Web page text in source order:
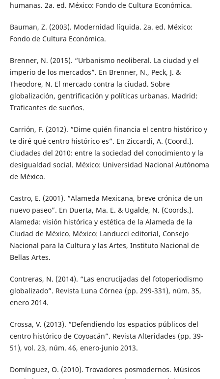
humanas. 2a. ed. México: Fondo de Cultura Económica.
Bauman, Z. (2003). Modernidad líquida. 2a. ed. México:
Fondo de Cultura Económica.
Brenner, N. (2015). “Urbanismo neoliberal. La ciudad y el
imperio de los mercados”. En Brenner, N., Peck, J. &
Theodore, N. El mercado contra la ciudad. Sobre
globalización, gentrificación y políticas urbanas. Madrid:
Traficantes de sueños.
Carrión, F. (2012). “Dime quién financia el centro histórico y
te diré qué centro histórico es”. En Ziccardi, A. (Coord.).
Ciudades del 2010: entre la sociedad del conocimiento y la
desigualdad social. México: Universidad Nacional Autónoma
de México.
Castro, E. (2001). “Alameda Mexicana, breve crónica de un
nuevo paseo”. En Duerta, Ma. E. & Ugalde, N. (Coords.).
Alameda: visión histórica y estética de la Alameda de la
Ciudad de México. México: Landucci editorial, Consejo
Nacional para la Cultura y las Artes, Instituto Nacional de
Bellas Artes.
Contreras, N. (2014). “Las encrucijadas del fotoperiodismo
globalizado”. Revista Luna Córnea (pp. 299-331), núm. 35,
enero 2014.
Crossa, V. (2013). “Defendiendo los espacios públicos del
centro histórico de Coyoacán”. Revista Alteridades (pp. 39-
51), vol. 23, núm. 46, enero-junio 2013.
Domínguez, O. (2010). Trovadores posmodernos. Músicos